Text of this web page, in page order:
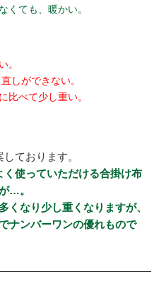
くても、暖かい。
。
しができない。
比べて少し重い。
ております。
く使っていただける合掛け布
…。
くなり少し重くなりますが、
ナンバーワンの優れもので